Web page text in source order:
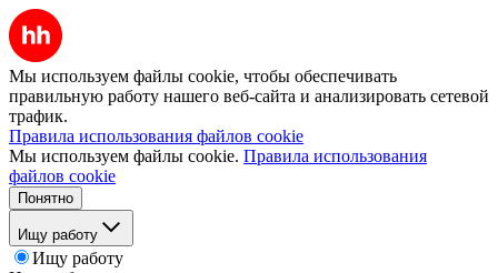
Мы используем файлы cookie, чтобы обеспечивать
правильную работу нашего веб-сайта и анализировать сетевой
трафик.
Правила использования файлов cookie
Мы используем файлы cookie. Правила использования
файлов cookie
Понятно
Ищу работу
Ищу работу